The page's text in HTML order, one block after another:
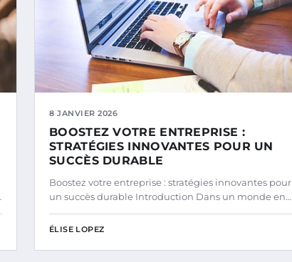
8 JANVIER 2026
BOOSTEZ VOTRE ENTREPRISE :
STRATÉGIES INNOVANTES POUR UN
SUCCÈS DURABLE
Boostez votre entreprise : stratégies innovantes pour
un succès durable Introduction Dans un monde en…
ÉLISE LOPEZ